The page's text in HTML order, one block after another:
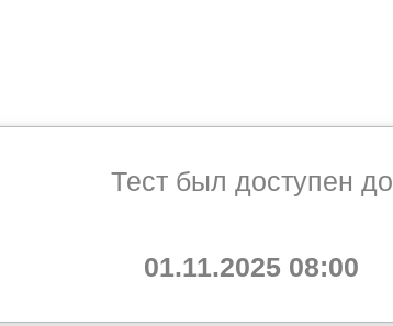
Тест был доступен до
01.11.2025 08:00